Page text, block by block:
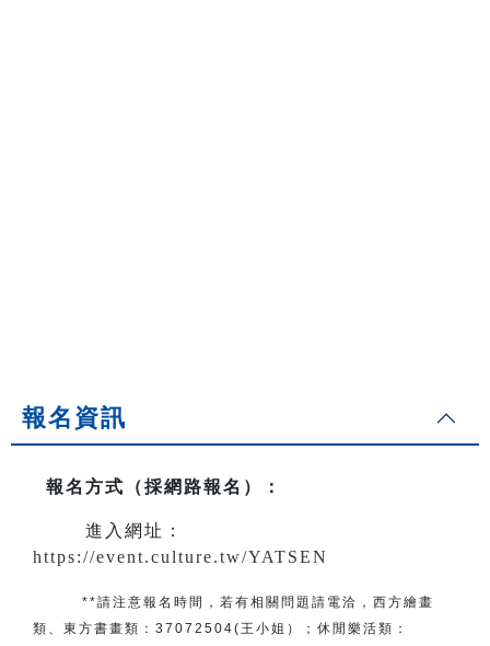
報名資訊
報名方式（採網路報名） ：
進入網址：
https://event.culture.tw/YATSEN
**請注意報名時間，若有相關問題 請電洽 ， 西方繪畫
類、東方書畫類： 37072504(王小姐） ； 休閒樂活類：